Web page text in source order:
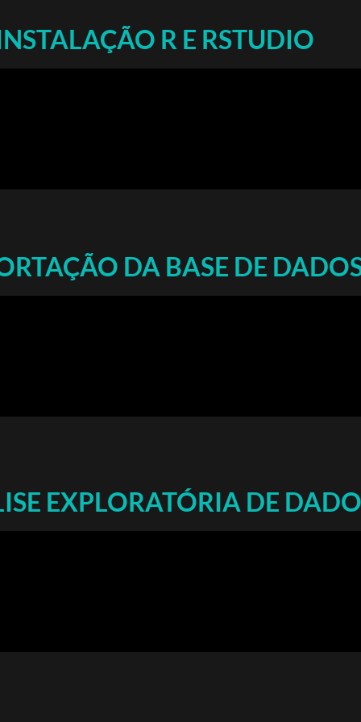
R E RSTUDIO
DA BASE DE
EXPLORATÓRIA DE